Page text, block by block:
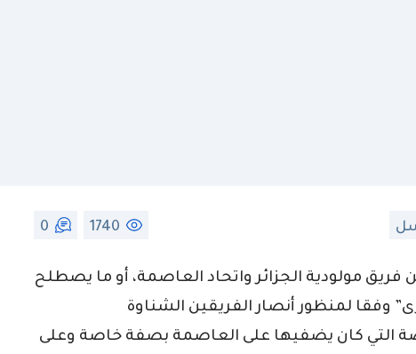
1740
0
فريق مولودية الجزائر واتحاد العاصمة، أو ما يصطلح
وفقا لمنظور أنصار الفريقين الشناوة
التي كان يضفيها على العاصمة بصفة خاصة وعلى